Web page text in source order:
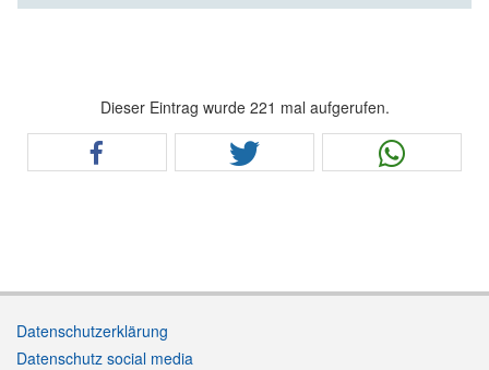
Dieser Eintrag wurde 221 mal aufgerufen.
Datenschutzerklärung
Datenschutz social media